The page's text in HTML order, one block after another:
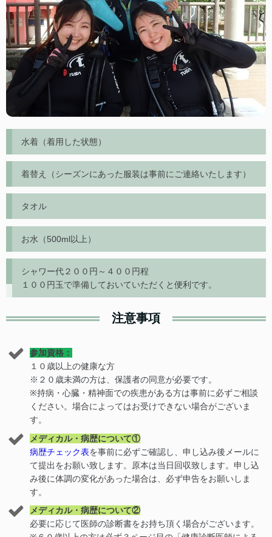
水着（着用した状態）
着替え（シーズンにあった服装は事前にご連絡いたします）
タオル
お水（500ml以上）
シャワー代２００円～４００円程
１００円玉で準備しておいていただくと便利です。
注意事項
参加資格：
１０歳以上の健康な方
※２０歳未満の方は、保護者の同意が必要です。
※持病・心臓・精神面での疾患がある方は事前に必ずご相談
ください。場合によってはお受けできない場合がございま
す。
メディカル・病歴について①
病歴チェック表を事前に必ずご確認し、申し込み後メールに
て提出をお願い致します。原本は当日回収致します。申し込
み後に体調の変化があった場合は、必ず申告をお願いしま
す。
メディカル・病歴について②
必要に応じて医師の診断書をお持ち頂く場合がございます。